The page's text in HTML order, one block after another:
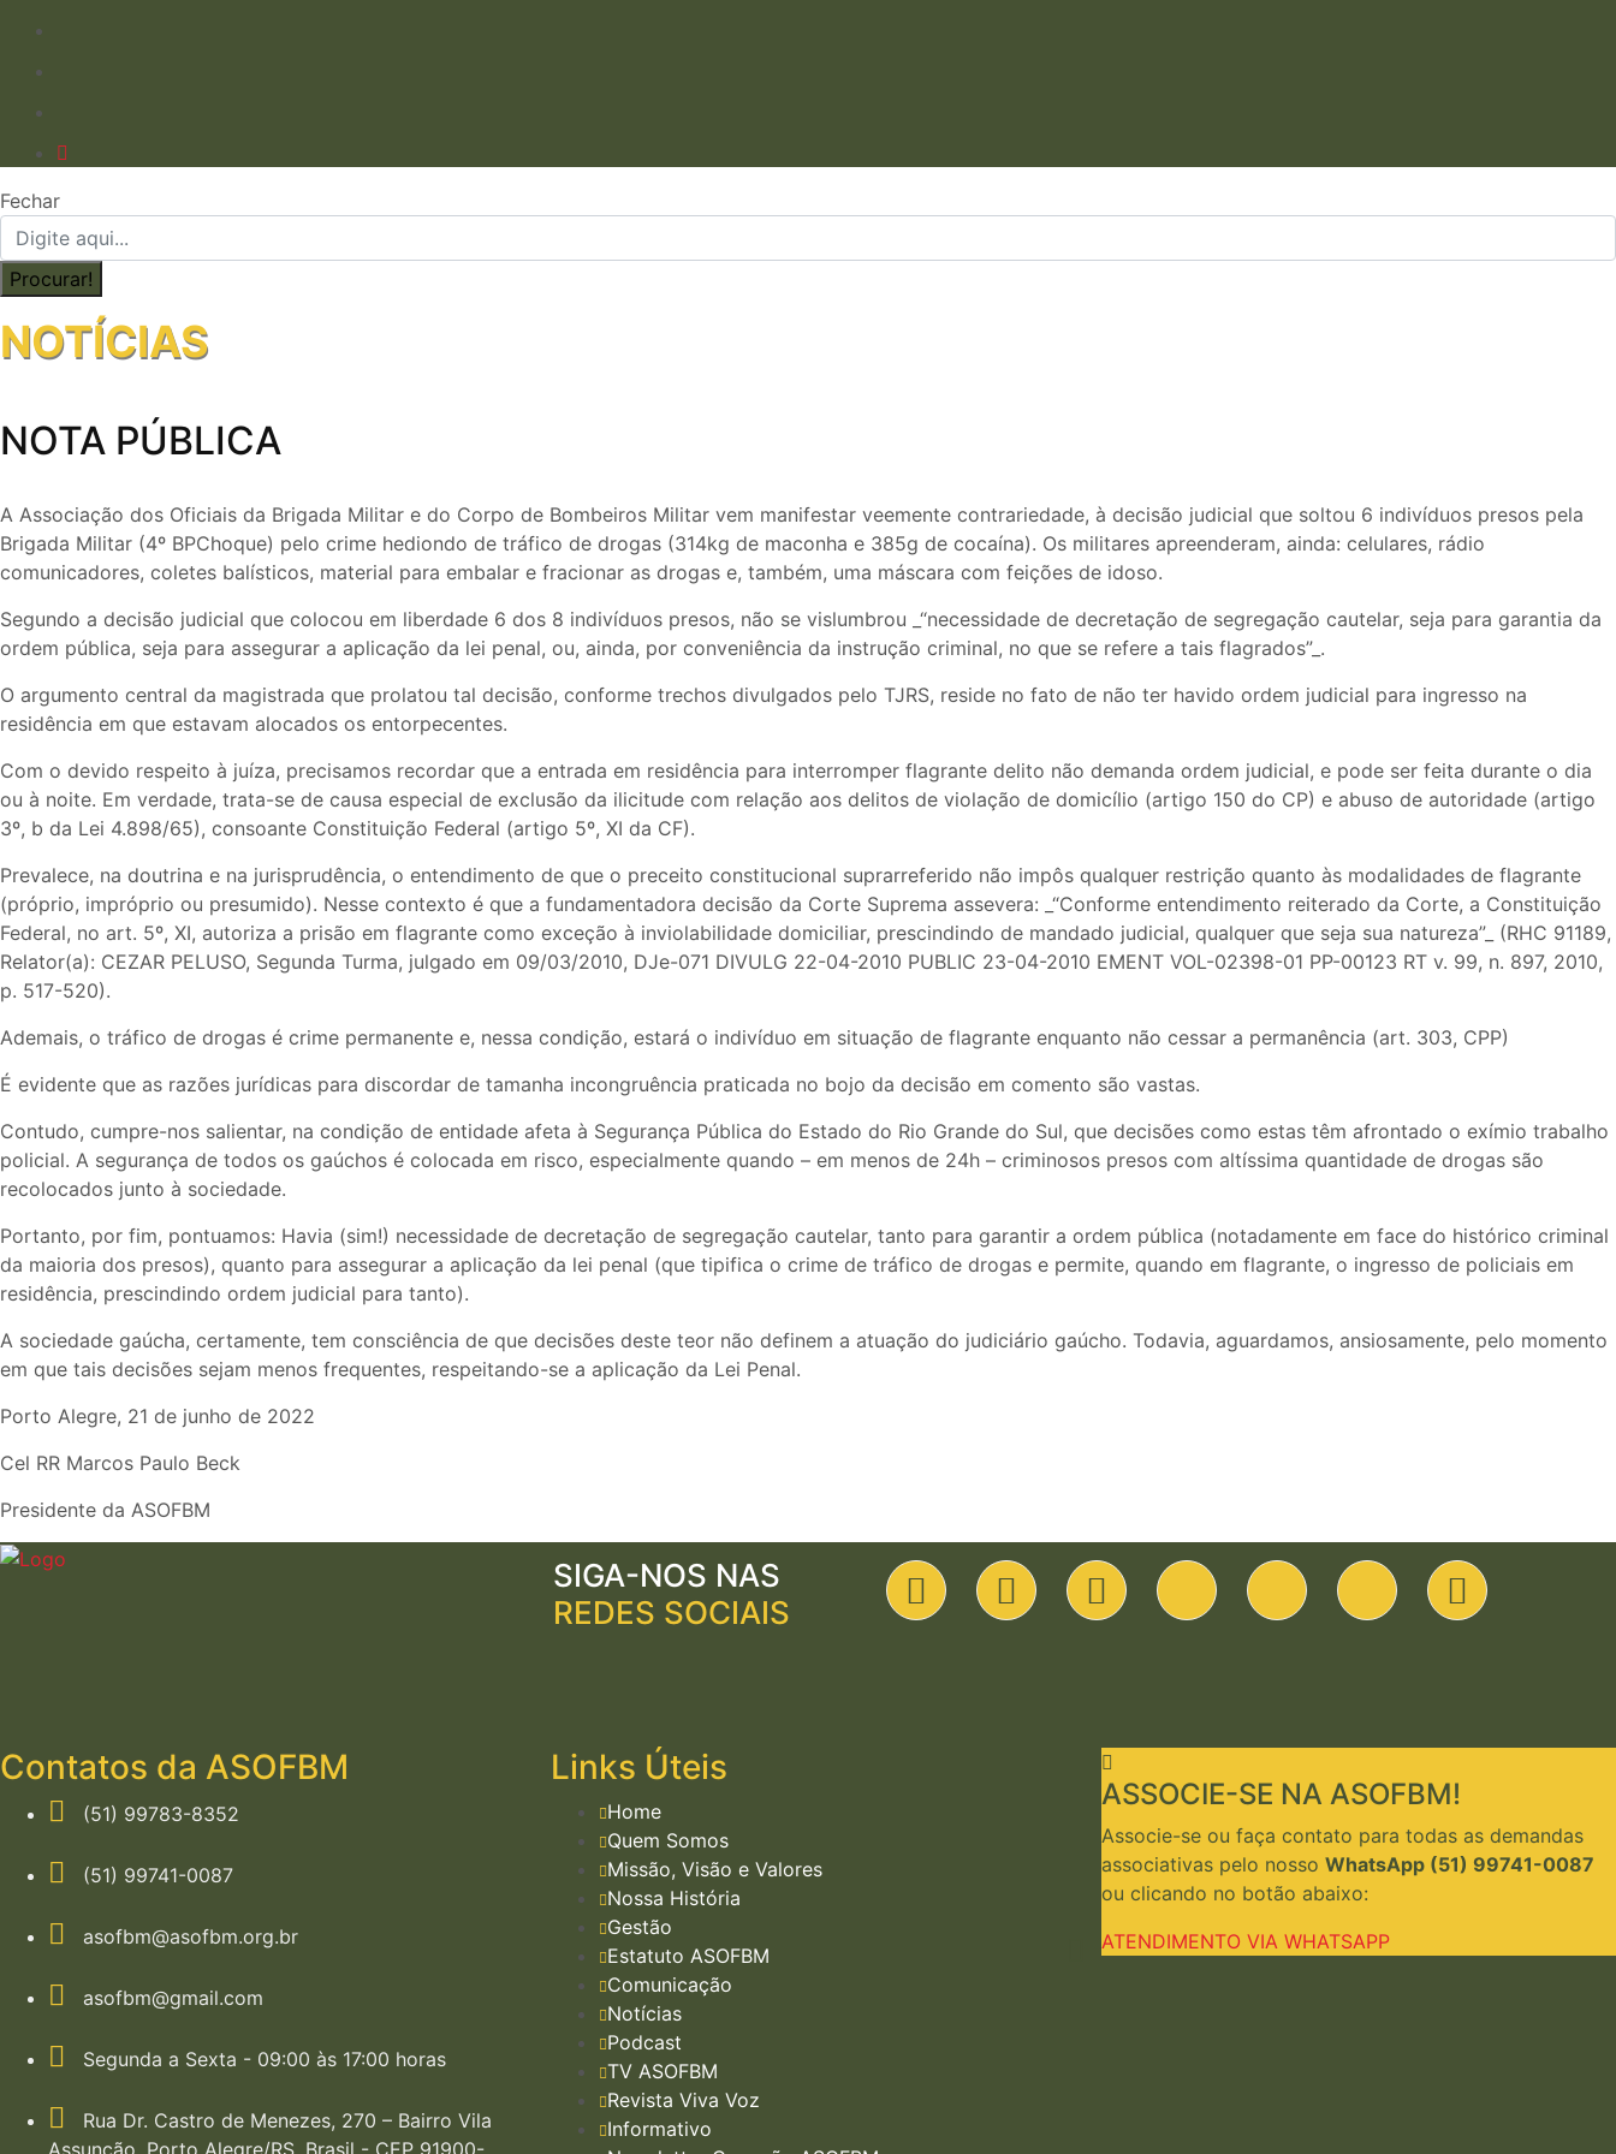
Fechar
NOTÍCIAS
NOTA PÚBLICA
A Associação dos Oficiais da Brigada Militar e do Corpo de Bombeiros Militar vem manifestar veemente contrariedade, à decisão judicial que soltou 6 indivíduos presos pela
Brigada Militar (4º BPChoque) pelo crime hediondo de tráfico de drogas (314kg de maconha e 385g de cocaína). Os militares apreenderam, ainda: celulares, rádio
comunicadores, coletes balísticos, material para embalar e fracionar as drogas e, também, uma máscara com feições de idoso.
Segundo a decisão judicial que colocou em liberdade 6 dos 8 indivíduos presos, não se vislumbrou _“necessidade de decretação de segregação cautelar, seja para garantia da
ordem pública, seja para assegurar a aplicação da lei penal, ou, ainda, por conveniência da instrução criminal, no que se refere a tais flagrados”_.
O argumento central da magistrada que prolatou tal decisão, conforme trechos divulgados pelo TJRS, reside no fato de não ter havido ordem judicial para ingresso na
residência em que estavam alocados os entorpecentes.
Com o devido respeito à juíza, precisamos recordar que a entrada em residência para interromper flagrante delito não demanda ordem judicial, e pode ser feita durante o dia
ou à noite. Em verdade, trata-se de causa especial de exclusão da ilicitude com relação aos delitos de violação de domicílio (artigo 150 do CP) e abuso de autoridade (artigo
3º, b da Lei 4.898/65), consoante Constituição Federal (artigo 5º, XI da CF).
Prevalece, na doutrina e na jurisprudência, o entendimento de que o preceito constitucional suprarreferido não impôs qualquer restrição quanto às modalidades de flagrante
(próprio, impróprio ou presumido). Nesse contexto é que a fundamentadora decisão da Corte Suprema assevera: _“Conforme entendimento reiterado da Corte, a Constituição
Federal, no art. 5º, XI, autoriza a prisão em flagrante como exceção à inviolabilidade domiciliar, prescindindo de mandado judicial, qualquer que seja sua natureza”_ (RHC 91189,
Relator(a): CEZAR PELUSO, Segunda Turma, julgado em 09/03/2010, DJe-071 DIVULG 22-04-2010 PUBLIC 23-04-2010 EMENT VOL-02398-01 PP-00123 RT v. 99, n. 897, 2010,
p. 517-520).
Ademais, o tráfico de drogas é crime permanente e, nessa condição, estará o indivíduo em situação de flagrante enquanto não cessar a permanência (art. 303, CPP)
É evidente que as razões jurídicas para discordar de tamanha incongruência praticada no bojo da decisão em comento são vastas.
Contudo, cumpre-nos salientar, na condição de entidade afeta à Segurança Pública do Estado do Rio Grande do Sul, que decisões como estas têm afrontado o exímio trabalho
policial. A segurança de todos os gaúchos é colocada em risco, especialmente quando – em menos de 24h – criminosos presos com altíssima quantidade de drogas são
recolocados junto à sociedade.
Portanto, por fim, pontuamos: Havia (sim!) necessidade de decretação de segregação cautelar, tanto para garantir a ordem pública (notadamente em face do histórico criminal
da maioria dos presos), quanto para assegurar a aplicação da lei penal (que tipifica o crime de tráfico de drogas e permite, quando em flagrante, o ingresso de policiais em
residência, prescindindo ordem judicial para tanto).
A sociedade gaúcha, certamente, tem consciência de que decisões deste teor não definem a atuação do judiciário gaúcho. Todavia, aguardamos, ansiosamente, pelo momento
em que tais decisões sejam menos frequentes, respeitando-se a aplicação da Lei Penal.
Porto Alegre, 21 de junho de 2022
Cel RR Marcos Paulo Beck
Presidente da ASOFBM
SIGA-NOS NAS
REDES SOCIAIS
Contatos da ASOFBM
(51) 99783-8352
(51) 99741-0087
asofbm@asofbm.org.br
asofbm@gmail.com
Segunda a Sexta - 09:00 às 17:00 horas
Rua Dr. Castro de Menezes, 270 – Bairro Vila
Assunção, Porto Alegre/RS, Brasil - CEP 91900-
Links Úteis
Home
Quem Somos
Missão, Visão e Valores
Nossa História
Gestão
Estatuto ASOFBM
Comunicação
Notícias
Podcast
TV ASOFBM
Revista Viva Voz
Informativo
ASSOCIE-SE NA ASOFBM!
Associe-se ou faça contato para todas as demandas
associativas pelo nosso WhatsApp (51) 99741-0087
ou clicando no botão abaixo:
ATENDIMENTO VIA WHATSAPP